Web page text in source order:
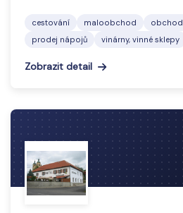
milovníky tohoto nápoje.
cestování maloobchod obchod
prodej nápojů
vinárny, vinné sklepy
Zobrazit detail